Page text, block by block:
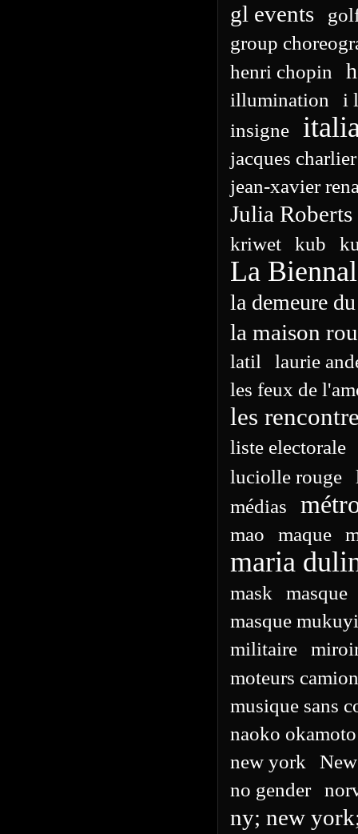
gl events
group
henri chopin
illumination
i
insigne
jacques charlier
jean-xavier
Julia Roberts
kriwet kub
La
la demeure
la maison
latil
laurie
les feux de
les
liste electorale
luciolle rouge
médias
mao maque
maria
mask
masque
masque mukuyi
militaire
moteurs
musique sans
naoko okamoto
new york
no gender
ny; new